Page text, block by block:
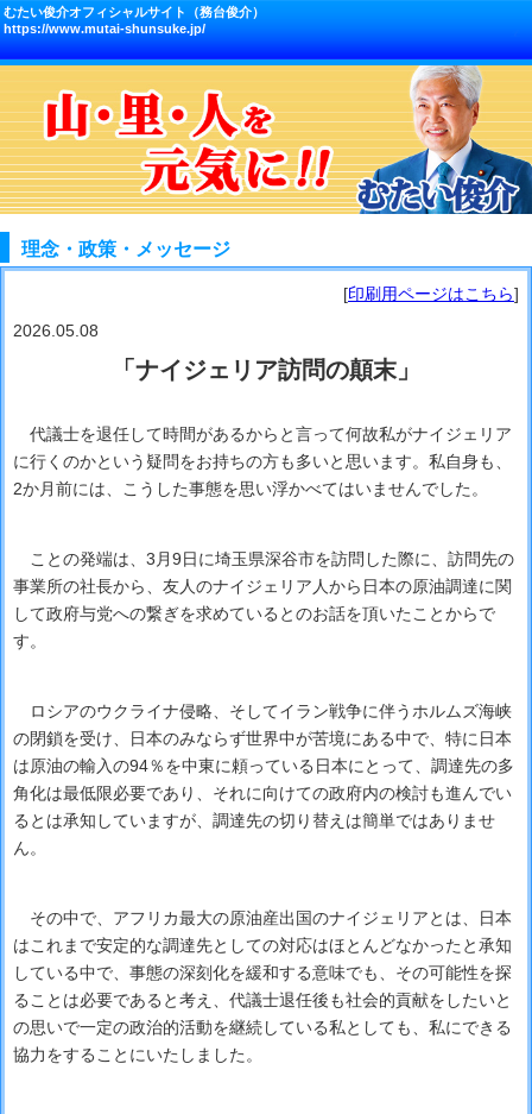
むたい俊介オフィシャルサイト（務台俊介）
https://www.mutai-shunsuke.jp/
理念・政策・メッセージ
[印刷用ページはこちら]
2026.05.08
「ナイジェリア訪問の顛末」
代議士を退任して時間があるからと言って何故私がナイジェリア
に行くのかという疑問をお持ちの方も多いと思います。私自身も、
2か月前には、こうした事態を思い浮かべてはいませんでした。
ことの発端は、3月9日に埼玉県深谷市を訪問した際に、訪問先の
事業所の社長から、友人のナイジェリア人から日本の原油調達に関
して政府与党への繋ぎを求めているとのお話を頂いたことからで
す。
ロシアのウクライナ侵略、そしてイラン戦争に伴うホルムズ海峡
の閉鎖を受け、日本のみならず世界中が苦境にある中で、特に日本
は原油の輸入の94％を中東に頼っている日本にとって、調達先の多
角化は最低限必要であり、それに向けての政府内の検討も進んでい
るとは承知していますが、調達先の切り替えは簡単ではありませ
ん。
その中で、アフリカ最大の原油産出国のナイジェリアとは、日本
はこれまで安定的な調達先としての対応はほとんどなかったと承知
している中で、事態の深刻化を緩和する意味でも、その可能性を探
ることは必要であると考え、代議士退任後も社会的貢献をしたいと
の思いで一定の政治的活動を継続している私としても、私にできる
協力をすることにいたしました。